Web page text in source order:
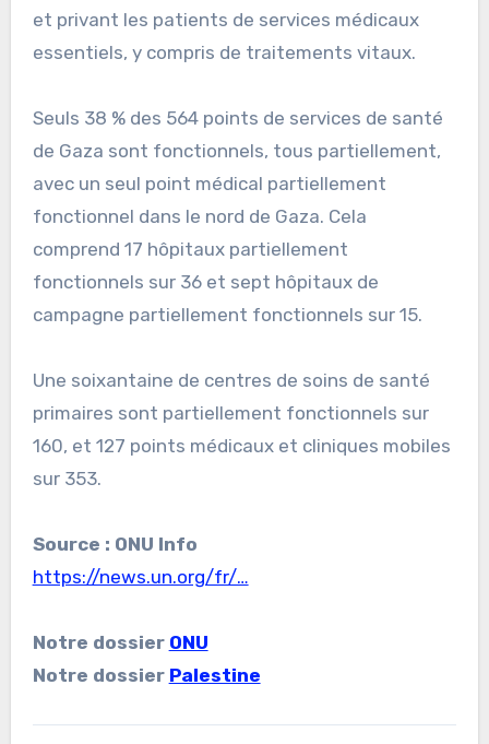
et privant les patients de services médicaux
essentiels, y compris de traitements vitaux.
Seuls 38 % des 564 points de services de santé
de Gaza sont fonctionnels, tous partiellement,
avec un seul point médical partiellement
fonctionnel dans le nord de Gaza. Cela
comprend 17 hôpitaux partiellement
fonctionnels sur 36 et sept hôpitaux de
campagne partiellement fonctionnels sur 15.
Une soixantaine de centres de soins de santé
primaires sont partiellement fonctionnels sur
160, et 127 points médicaux et cliniques mobiles
sur 353.
Source : ONU Info
https://news.un.org/fr/…
Notre dossier ONU
Notre dossier Palestine